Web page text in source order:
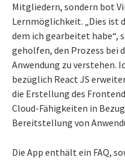
Mitgliedern, sondern bot
Lernmöglichkeit. „Dies ist
dem ich gearbeitet habe“,
geholfen, den Prozess bei
Anwendung zu verstehen.
bezüglich React JS
die Erstellung des
Cloud-Fähigkeiten in
Bereitstellung von
Die App enthält ein FAQ,